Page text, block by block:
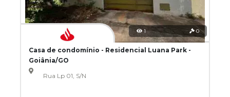
1 0
Casa de condomínio - Residencial Luana Park -
Goiânia/GO
Rua Lp 01, S/N